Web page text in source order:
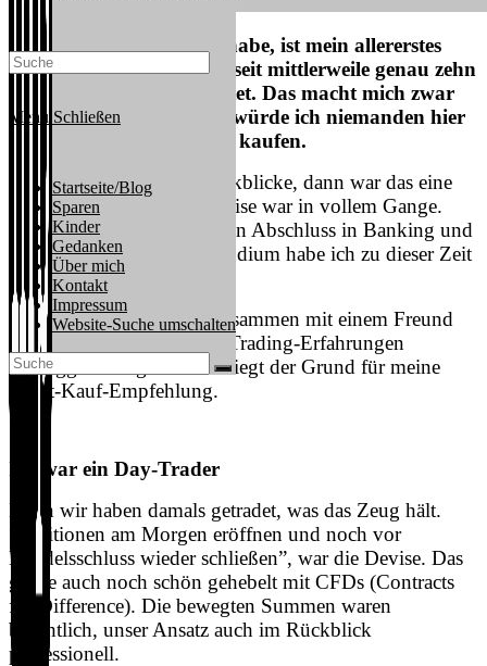
Menü Schließen
Startseite/Blog
Sparen
Kinder
Gedanken
Über mich
Kontakt
Impressum
Website-Suche umschalten
Wie ich gerade entdeckt habe, ist mein allererstes
selbstgeschriebenes Buch seit mittlerweile genau zehn
Jahren auf Amazon gelistet. Das macht mich zwar
durchaus stolz. Dennoch würde ich niemanden hier
empfehlen dieses Buch zu kaufen.
Wenn ich zehn Jahre zurückblicke, dann war das eine
bewegte Zeit. Die Finanzkrise war in vollem Gange.
Und ich habe gerade meinen Abschluss in Banking und
Finance gemacht. Trotz Studium habe ich zu dieser Zeit
längst Vollzeit gearbeitet.
Unter anderem habe ich zusammen mit einem Freund
über unsere gemeinsamen Trading-Erfahrungen
gebloggt. Und genau hier liegt der Grund für meine
Nicht-Kauf-Empfehlung.
Ich war ein Day-Trader
Denn wir haben damals getradet, was das Zeug hält.
“Positionen am Morgen eröffnen und noch vor
Handelsschluss wieder schließen”, war die Devise. Das
ganze auch noch schön gehebelt mit CFDs (Contracts
for Difference). Die bewegten Summen waren
beachtlich, unser Ansatz auch im Rückblick
professionell.